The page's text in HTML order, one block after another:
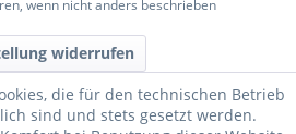
wenn nicht anders beschrieben
widerrufen
die für den technischen Betrieb
sind und stets gesetzt werden.